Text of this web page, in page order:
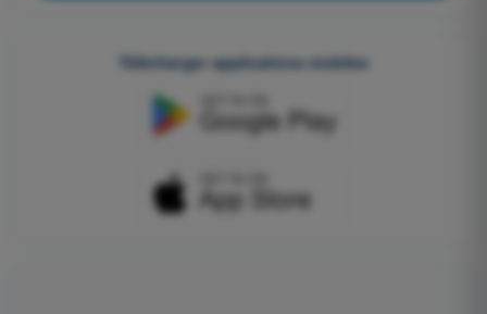
Télécharger applications mobiles